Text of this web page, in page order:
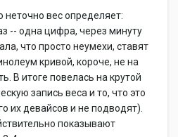
неточно вес определяет:
-- одна цифра, через минуту
что просто неумехи, ставят
кривой, короче, не на
В итоге повелась на крутой
запись веса и то, что это
их девайсов и не подводят).
показывают